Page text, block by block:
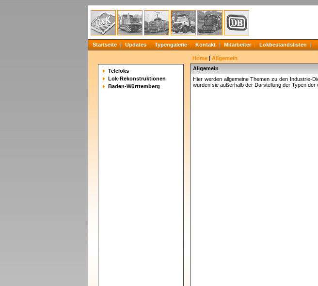
Startseite Updates Typengalerie Kontakt Mitarbeiter Lokbestandslisten
Teleloks
Lok-Rekonstruktionen
Baden-Württemberg
Home | Allgemein
Allgemein
Hier werden allgemeine Themen zu den Industrie-
wurden sie außerhalb der Darstellung der Typen der